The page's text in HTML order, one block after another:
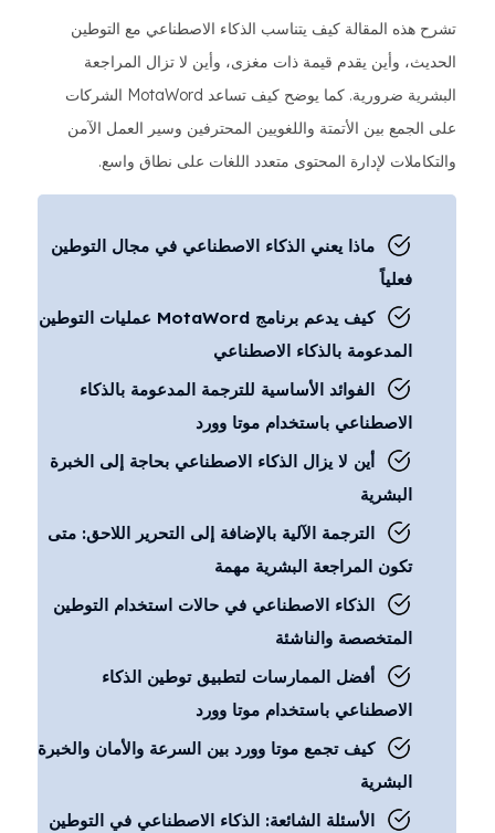
تشرح هذه المقالة كيف يتناسب الذكاء الاصطناعي مع التوطين
الحديث، وأين يقدم قيمة ذات مغزى، وأين لا تزال المراجعة
البشرية ضرورية. كما يوضح كيف تساعد MotaWord الشركات
على الجمع بين الأتمتة واللغويين المحترفين وسير العمل الآمن
والتكاملات لإدارة المحتوى متعدد اللغات على نطاق واسع.
ماذا يعني الذكاء الاصطناعي في مجال التوطين
فعلياً
كيف يدعم برنامج MotaWord عمليات التوطين
المدعومة بالذكاء الاصطناعي
الفوائد الأساسية للترجمة المدعومة بالذكاء
الاصطناعي باستخدام موتا وورد
أين لا يزال الذكاء الاصطناعي بحاجة إلى الخبرة
البشرية
الترجمة الآلية بالإضافة إلى التحرير اللاحق: متى
تكون المراجعة البشرية مهمة
الذكاء الاصطناعي في حالات استخدام التوطين
المتخصصة والناشئة
أفضل الممارسات لتطبيق توطين الذكاء
الاصطناعي باستخدام موتا وورد
كيف تجمع موتا وورد بين السرعة والأمان والخبرة
البشرية
الأسئلة الشائعة: الذكاء الاصطناعي في التوطين